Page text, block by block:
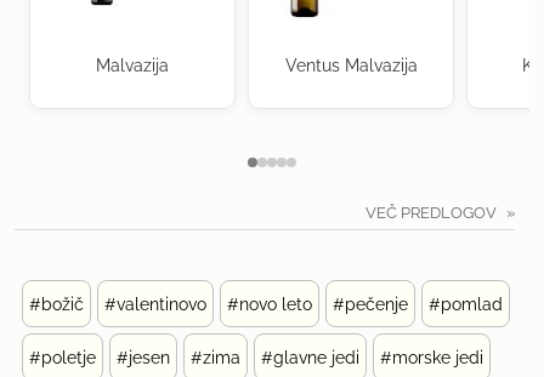
Malvazija Ventus Malvazija
VEČ PREDLOGOV
#božič #valentinovo #novo leto #pečenje #pomlad
#poletje #jesen #zima #glavne jedi #morske jedi